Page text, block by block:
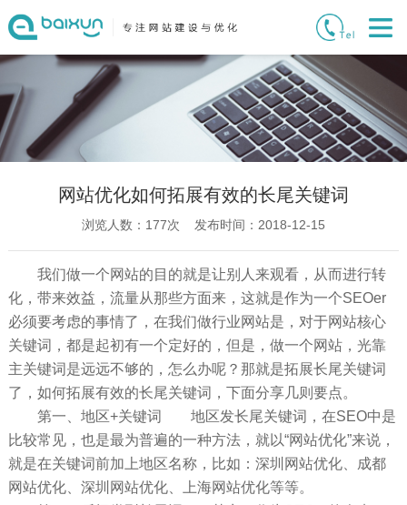
网站优化如何拓展有效的长尾关键词
浏览人数： 177次 发布时间：2018-12-15
我们做一个网站的目的就是让别人来观看，从而进行转
化，带来效益，流量从那些方面来，这就是作为一个SEOer
必须要考虑的事情了，在我们做行业网站是，对于网站核心
关键词，都是起初有一个定好的，但是，做一个网站，光靠
主关键词是远远不够的，怎么办呢？那就是拓展长尾关键词
了，如何拓展有效的长尾关键词，下面分享几则要点。
第一、地区+关键词 地区发长尾关键词，在SEO中是
比较常见，也是最为普遍的一种方法，就以“网站优化”来说，
就是在关键词前加上地区名称，比如：深圳网站优化、成都
网站优化、深圳网站优化、上海网站优化等等。